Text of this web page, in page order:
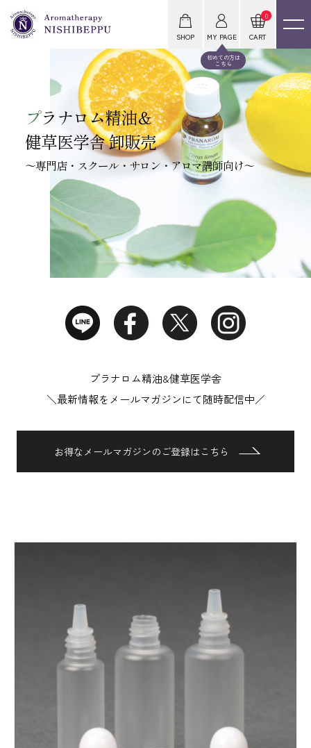
SHOP
初めての方は
こちら
MY PAGE
0
CART
プラナロム精油＆
健草医学舎 卸販売
～専門店・スクール・サロン・アロマ講師向け～
プラナロム精油&健草医学舎
＼最新情報をメールマガジンにて随時配信中／
お得なメールマガジンのご登録はこちら